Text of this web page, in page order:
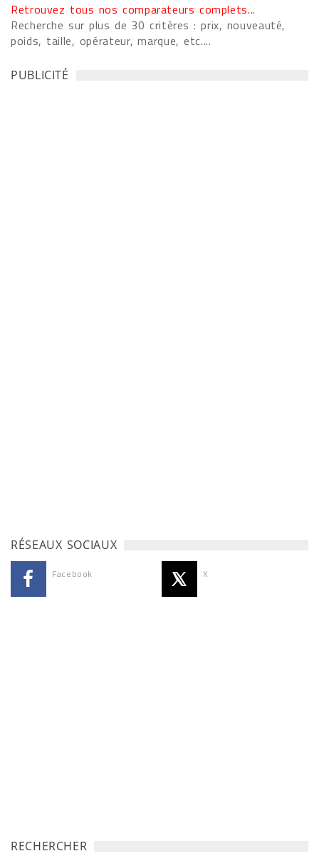
Retrouvez tous nos comparateurs complets...
Recherche sur plus de 30 critères : prix, nouveauté,
poids, taille, opérateur, marque, etc....
PUBLICITÉ
RÉSEAUX SOCIAUX
Facebook X
RECHERCHER